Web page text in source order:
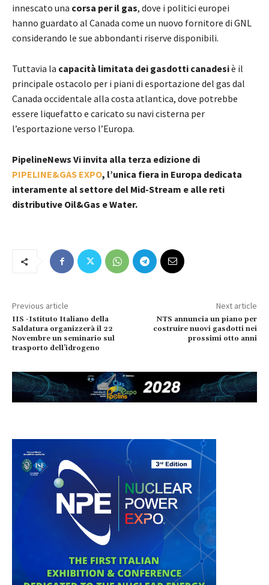
innescato una corsa per il gas, dove i politici europei
hanno guardato al Canada come un nuovo fornitore di GNL
considerando le sue abbondanti riserve disponibili.
Tuttavia la capacità limitata dei gasdotti canadesiè il
principale ostacolo per i piani di esportazione del gas dal
Canada occidentale alla costa atlantica, dove potrebbe
essere liquefatto e caricato su navi cisterna per
l’esportazione verso l’Europa.
PipelineNews Vi invita alla terza edizione di
PIPELINE&GAS EXPO, l’unica fiera in Europa dedicata
interamente al settore del Mid-Stream e alle reti
distributive Oil&Gas e Water.
Previous article
IIS -Istituto Italiano della
Saldatura organizzerà il 22
Novembre un seminario sul
trasporto dell’idrogeno
Next article
NTS annuncia un piano per
costruire nuovi gasdotti nei
prossimi otto anni